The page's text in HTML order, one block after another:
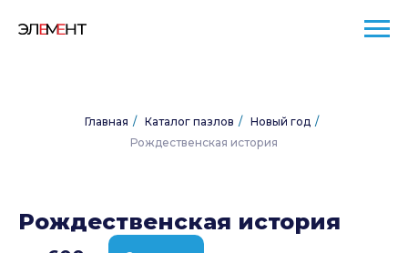
Главная / Каталог пазлов / Новый год /
Рождественская история
Рождественская история